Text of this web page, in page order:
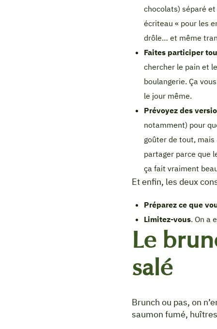
chocolats) séparé
écriteau « pour les
drôle… et même
Faites participer
chercher le pain et
boulangerie. Ça
le jour même.
Prévoyez des
notamment) pour
goûter de tout,
partager parce que
ça fait vraiment
Et enfin, les deux
Préparez ce que
Limitez-vous. On a
Le
salé
Brunch ou pas, on
saumon fumé,